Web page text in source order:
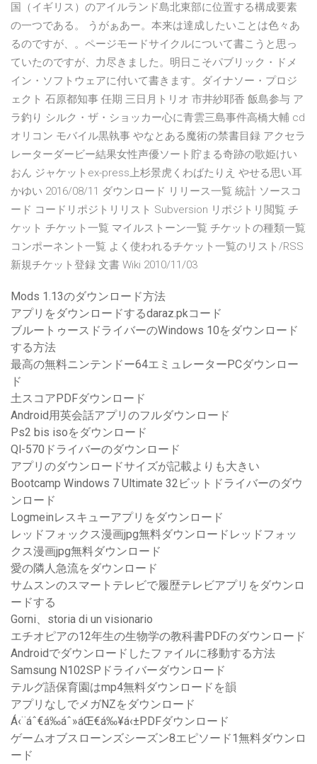
国（イギリス）のアイルランド島北東部に位置する構成要素
の一つである。 うがぁあー。本来は達成したいことは色々あ
るのですが、。ページモードサイクルについて書こうと思っ
ていたのですが、力尽きました。明日こそパブリック・ドメ
イン・ソフトウェアに付いて書きます。ダイナソー・プロジ
ェクト 石原都知事 任期 三日月トリオ 市井紗耶香 飯島参与 ア
ラ釣り シルク・ザ・ショッカー心に青雲三島事件高橋大輔 cd
オリコン モバイル黒執事 やなとある魔術の禁書目録 アクセラ
レーターダービー結果女性声優ソート貯まる奇跡の歌姫けい
おん ジャケットex-press上杉景虎くわばたりえ やせる思い耳
かゆい 2016/08/11 ダウンロード リリース一覧 統計 ソースコ
ード コードリポジトリリスト Subversion リポジトリ閲覧 チ
ケット チケット一覧 マイルストーン一覧 チケットの種類一覧
コンポーネント一覧 よく使われるチケット一覧のリスト/RSS
新規チケット登録 文書 Wiki 2010/11/03
Mods 1.13のダウンロード方法
アプリをダウンロードするdaraz.pkコード
ブルートゥースドライバーのWindows 10をダウンロード
する方法
最高の無料ニンテンドー64エミュレーターPCダウンロー
ド
土スコアPDFダウンロード
Android用英会話アプリのフルダウンロード
Ps2 bis isoをダウンロード
Ql-570ドライバーのダウンロード
アプリのダウンロードサイズが記載よりも大きい
Bootcamp Windows 7 Ultimate 32ビットドライバーのダウ
ンロード
Logmeinレスキューアプリをダウンロード
レッドフォックス漫画jpg無料ダウンロードレッドフォッ
クス漫画jpg無料ダウンロード
愛の隣人急流をダウンロード
サムスンのスマートテレビで履歴テレビアプリをダウンロ
ードする
Gorni、storia di un visionario
エチオピアの12年生の生物学の教科書PDFのダウンロード
Androidでダウンロードしたファイルに移動する方法
Samsung N102SPドライバーダウンロード
テルグ語保育園はmp4無料ダウンロードを韻
アプリなしでメガNZをダウンロード
Á‹¨áˆ€á‰áˆ»áŒ€á‰¥á‹±PDFダウンロード
ゲームオブスローンズシーズン8エピソード1無料ダウンロ
ード